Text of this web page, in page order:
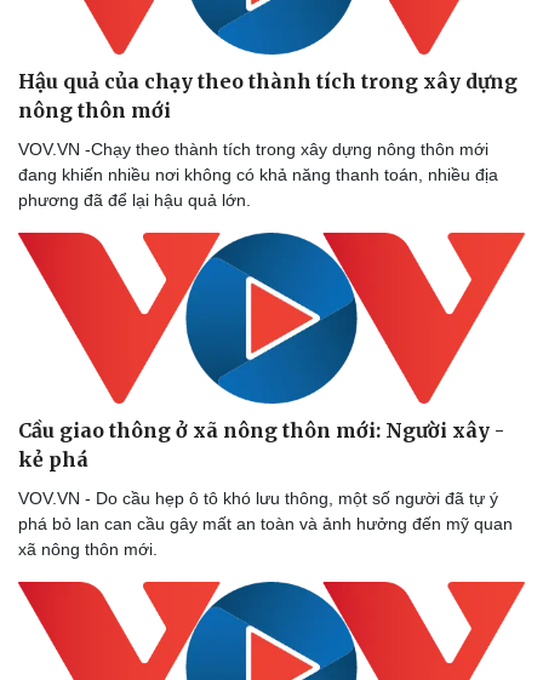
Thông tin doanh nghiệp
Doanh nghiệp 24h
Doanh nhân
Vì cộng đồng
Sành điệu
Tin Công nghệ
Trải nghiệm
Chuyển đổi số
Hậu quả của chạy theo thành tích trong xây dựng
nông thôn mới
VOV.VN -Chạy theo thành tích trong xây dựng nông thôn mới
đang khiến nhiều nơi không có khả năng thanh toán, nhiều địa
phương đã để lại hậu quả lớn.
Cầu giao thông ở xã nông thôn mới: Người xây -
kẻ phá
VOV.VN - Do cầu hẹp ô tô khó lưu thông, một số người đã tự ý
phá bỏ lan can cầu gây mất an toàn và ảnh hưởng đến mỹ quan
xã nông thôn mới.